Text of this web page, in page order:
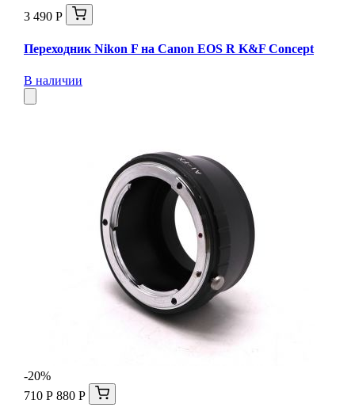
3 490 Р
Переходник Nikon F на Canon EOS R K&F Concept
В наличии
-20%
710 Р 880 Р